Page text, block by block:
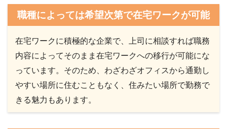
職種によっては希望次第で在宅ワークが可能
在宅ワークに積極的な企業で、上司に相談すれば職務
内容によってそのまま在宅ワークへの移行が可能にな
っています。そのため、わざわざオフィスから通勤し
やすい場所に住むこともなく、住みたい場所で勤務で
きる魅力もあります。